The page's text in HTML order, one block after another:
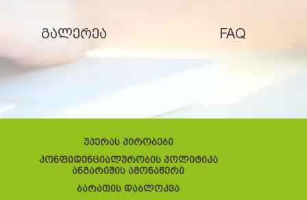
გალერეა FAQ
უპერას პირობები
კონფიდენციალურობის პოლიტიკა
ანგარიშის ამონაწერი
ბარათის დაბლოკვა